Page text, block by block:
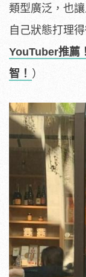
類型廣泛，也
自己狀態打理得
YouTuber推薦
智！ ）